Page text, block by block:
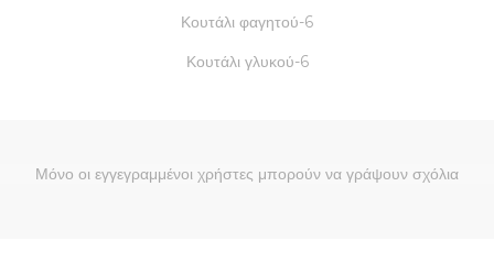
Κουτάλι φαγητού-6
Κουτάλι γλυκού-6
Μόνο οι εγγεγραμμένοι χρήστες μπορούν να γράψουν σχόλια